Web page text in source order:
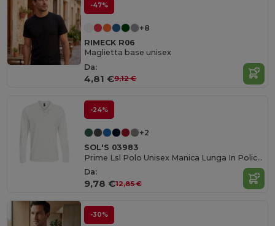
-47%
+8
RIMECK R06
Maglietta base unisex
Da:
4,81 €9,12 €
-24%
+2
SOL'S 03983
Prime Lsl Polo Unisex Manica Lunga In Policotone
Da:
9,78 €12,85 €
-30%